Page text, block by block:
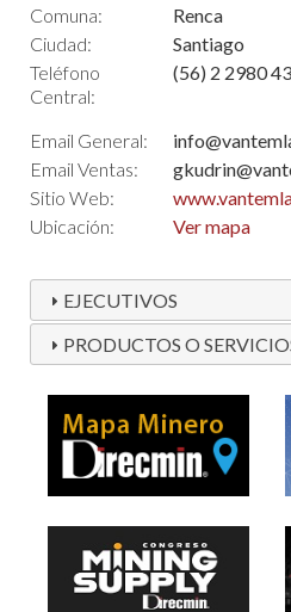
Comuna:
Renca
Ciudad:
Santiago
Teléfono
Central:
(56) 2 2980
Email General:
Email Ventas:
Sitio Web:
Ubicación:
Ver mapa
EJECUTIVOS
PRODUCTOS O